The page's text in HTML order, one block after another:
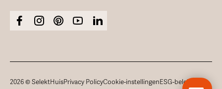
2026 © SelektHuisPrivacy PolicyCookie-instellingenESG-beleid